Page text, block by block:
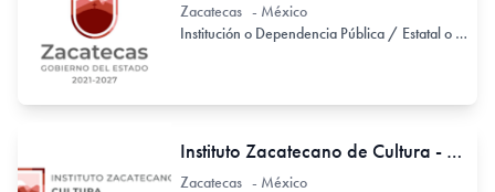
Zacatecas - México
Institución o Dependencia Pública / Estatal o Provincial
Instituto Zacatecano de Cultura - Ramón López Velarde
Zacatecas - México